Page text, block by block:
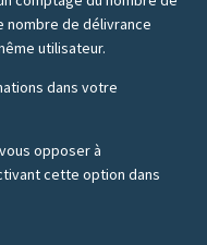
de délivrance
utilisateur.
dans votre
opposer à
cette option dans